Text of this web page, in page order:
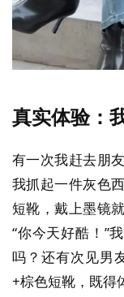
真实体验：
有一次我赶去朋
我抓起一件灰色
短靴，戴上墨镜
“你今天好酷！”
吗？还有次见男
+棕色短靴，既得